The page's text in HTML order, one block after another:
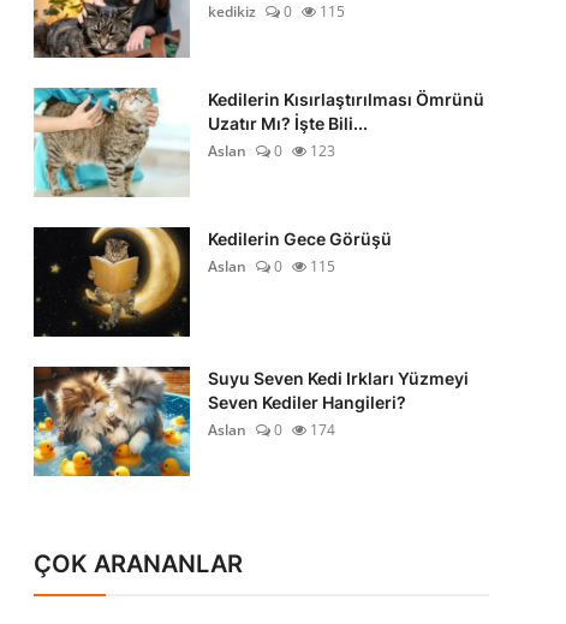
kedikiz
0 115
Kedilerin Kısırlaştırılması Ömrünü
Uzatır Mı? İşte Bili...
Aslan
0 123
Kedilerin Gece Görüşü
Aslan
0 115
Suyu Seven Kedi Irkları Yüzmeyi
Seven Kediler Hangileri?
Aslan
0 174
ÇOK ARANANLAR